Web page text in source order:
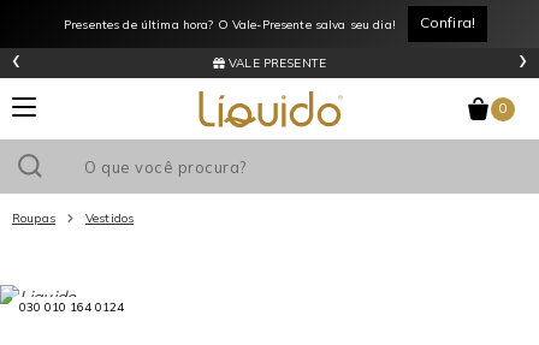
Presentes de última hora? O Vale-Presente salva seu dia! Confira!
VALE PRESENTE
‹ ›
0
Roupas Vestidos
Utilize o cupom
030 010 164 0124